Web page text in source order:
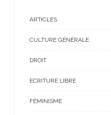
Travers Le Temps
ARTICLES
CULTURE GÉNÉRALE
DROIT
ECRITURE LIBRE
FÉMINISME